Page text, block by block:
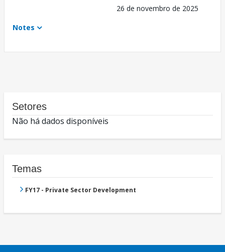
26 de novembro de 2025
Notes
Setores
Não há dados disponíveis
Temas
FY17 - Private Sector Development